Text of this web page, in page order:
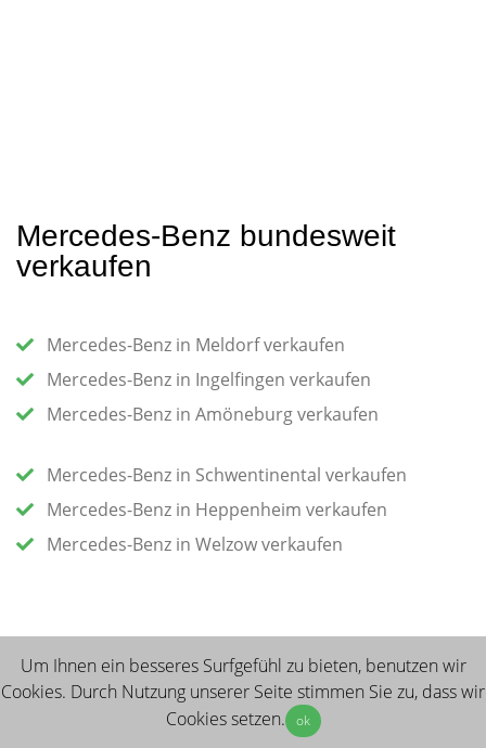
Mercedes-Benz bundesweit
verkaufen
Mercedes-Benz in Meldorf verkaufen
Mercedes-Benz in Ingelfingen verkaufen
Mercedes-Benz in Amöneburg verkaufen
Mercedes-Benz in Schwentinental verkaufen
Mercedes-Benz in Heppenheim verkaufen
Mercedes-Benz in Welzow verkaufen
Jetzt Auto verkaufen
Um Ihnen ein besseres Surfgefühl zu bieten, benutzen wir
Cookies. Durch Nutzung unserer Seite stimmen Sie zu, dass wir
Cookies setzen. ok
Auch per WhatsApp erreichbar
direkt Nachricht schreiben